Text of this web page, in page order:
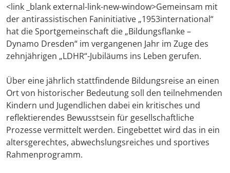
<link _blank external-link-new-window>Gemeinsam mit
der antirassistischen Faninitiative „1953international“
hat die Sportgemeinschaft die „Bildungsflanke –
Dynamo Dresden“ im vergangenen Jahr im Zuge des
zehnjährigen „LDHR“-Jubiläums ins Leben gerufen.
Über eine jährlich stattfindende Bildungsreise an einen
Ort von historischer Bedeutung soll den teilnehmenden
Kindern und Jugendlichen dabei ein kritisches und
reflektierendes Bewusstsein für gesellschaftliche
Prozesse vermittelt werden. Eingebettet wird das in ein
altersgerechtes, abwechslungsreiches und sportives
Rahmenprogramm.